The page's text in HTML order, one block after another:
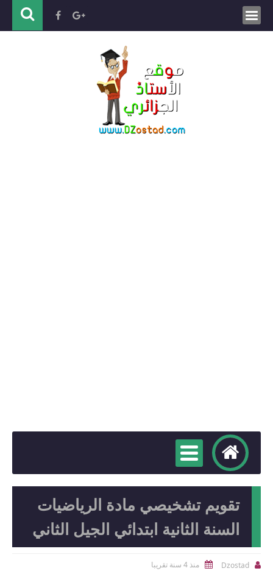
تقويم تشخيصي مادة الرياضيات
السنة الثانية ابتدائي الجيل الثاني

Dzostad
 منذ 4 سنة تقريبا